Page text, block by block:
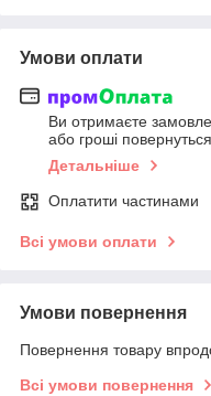
Умови оплати
Ви отримаєте
або гроші
Детальніше
Оплатити частинами
Всі умови оплати
Умови повернення
Повернення товару
Всі умови повернення